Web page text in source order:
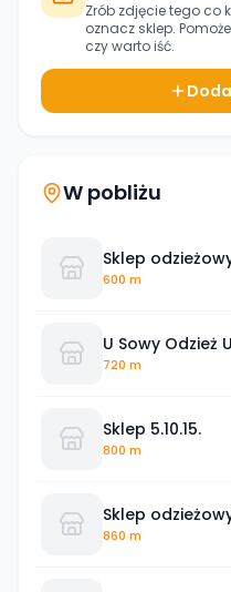
Zrób zdjęcie tego co
oznacz sklep.
czy warto iść.
W pobliżu
Sklep
600 m
U Sowy Odzież
720 m
Sklep 5.10.15.
800 m
Sklep odzieżowy
860 m